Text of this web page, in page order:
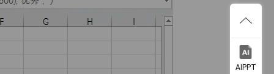
AIPPT